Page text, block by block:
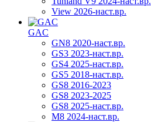
View 2026-наст.вр.
GAC
GN8 2020-наст.вр.
GS3 2023-наст.вр.
GS4 2025-наст.вр.
GS5 2018-наст.вр.
GS8 2016-2023
GS8 2023-2025
GS8 2025-наст.вр.
M8 2024-наст.вр.